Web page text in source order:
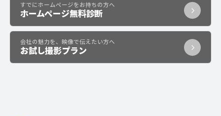
すでにホームページをお持ちの方へ
ホームページ無料診断
会社の魅力を、映像で伝えたい方へ
お試し撮影プラン